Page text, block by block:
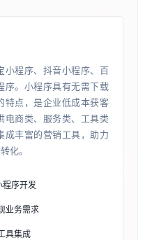
小程序、抖音小程序、百
序。小程序具有无需下载
特点，是企业低成本获客
电商类、服务类、工具类
成丰富的营销工具，助力
化。
程序开发
业务需求
具集成